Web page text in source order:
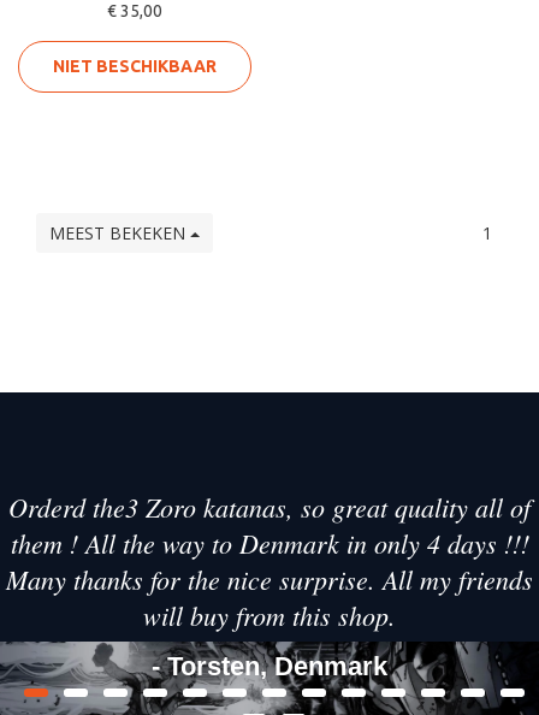
€ 35,00
NIET BESCHIKBAAR
MEEST BEKEKEN 1
Orderd the3 Zoro katanas, so great quality all of
them ! All the way to Denmark in only 4 days !!!
Many thanks for the nice surprise. All my friends
will buy from this shop.
- Torsten, Denmark